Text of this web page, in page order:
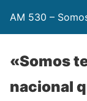
AM 530 –
«Somos
nacional